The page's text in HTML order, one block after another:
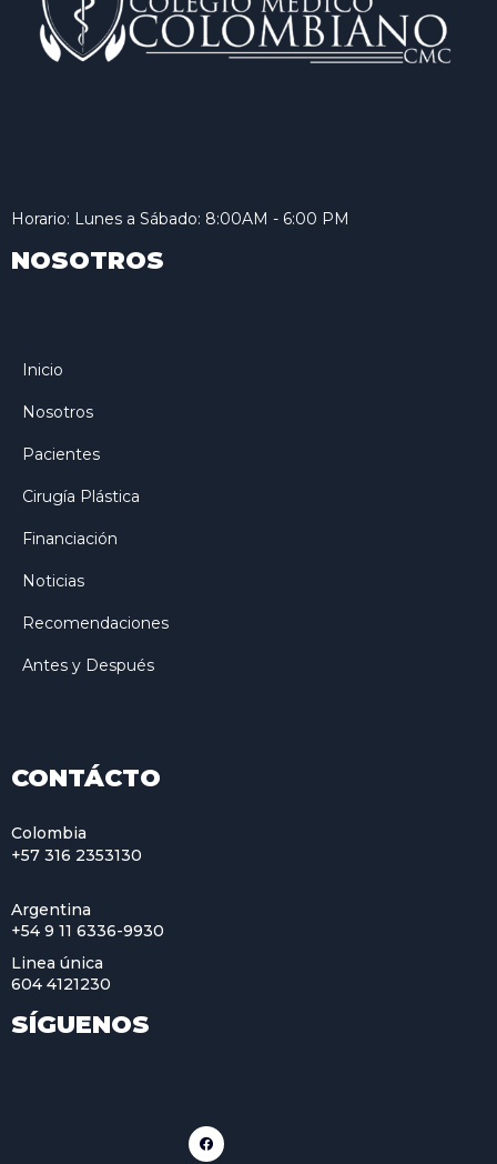
Horario: Lunes a Sábado: 8:00AM - 6:00 PM
NOSOTROS
Inicio
Nosotros
Pacientes
Cirugía Plástica
Financiación
Noticias
Recomendaciones
Antes y Después
CONTÁCTO
Colombia
+57 316 2353130
Argentina
+54 9 11 6336-9930
Linea única
604 4121230
SÍGUENOS